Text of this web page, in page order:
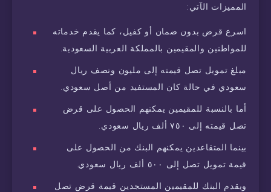
المميزات الآتي:
اسرع قرض بدون ضمان أو كفيل، كما يقدم خدماته
للمواطنين والمقيمين بالمملكة العربية السعودية.
مبلغ تمويل تصل قيمته إلى مليون ونصف ريال
سعودي في حالة كان المستفيد من أصل سعودي.
أما بالنسبة للمقيمين يمكنهم الحصول على قرض
تصل قيمته إلى ٧٥٠ ألف ريال سعودي.
بينما المتقاعدين يمكنهم البنك من الحصول على
قيمة تمويل تصل إلى ٥٠٠ ألف ريال سعودي.
ويقدم البنك للمقيمين المستجدين قيمة قرض تصل